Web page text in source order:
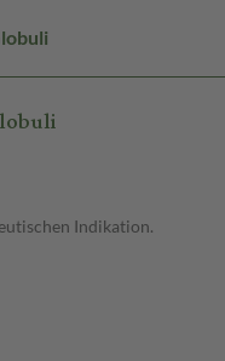
Indikation.